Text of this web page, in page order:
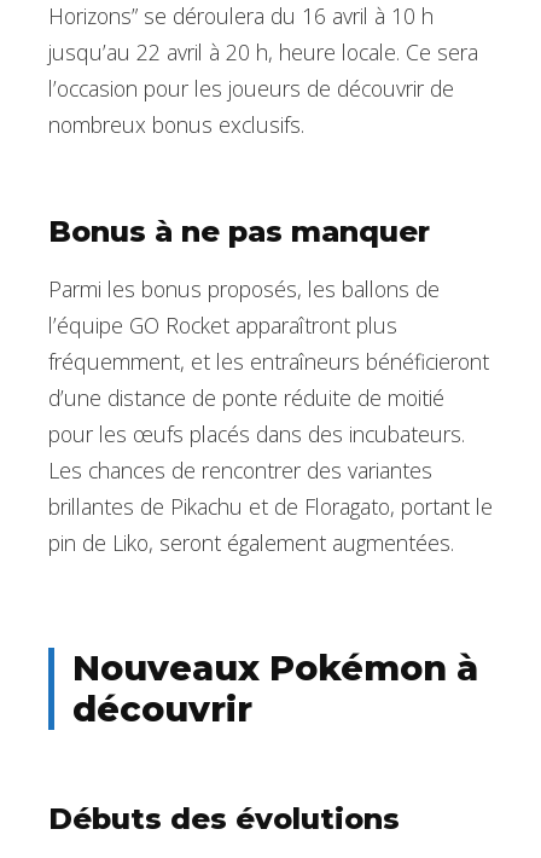
Horizons” se déroulera du 16 avril à 10 h
jusqu’au 22 avril à 20 h, heure locale. Ce sera
l’occasion pour les joueurs de découvrir de
nombreux bonus exclusifs.
Bonus à ne pas manquer
Parmi les bonus proposés, les ballons de
l’équipe GO Rocket apparaîtront plus
fréquemment, et les entraîneurs bénéficieront
d’une distance de ponte réduite de moitié
pour les œufs placés dans des incubateurs.
Les chances de rencontrer des variantes
brillantes de Pikachu et de Floragato, portant le
pin de Liko, seront également augmentées.
Nouveaux Pokémon à
découvrir
Débuts des évolutions